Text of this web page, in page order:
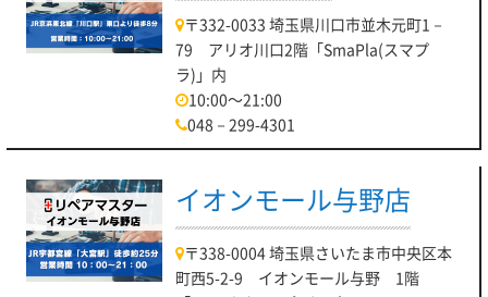
〒332-0033 埼玉県川口市並木元町1－
79 アリオ川口2階「SmaPla(スマプ
ラ)」内
10:00～21:00
048－299-4301
イオンモール与野店
〒338-0004 埼玉県さいたま市中央区本
町西5-2-9 イオンモール与野 1階